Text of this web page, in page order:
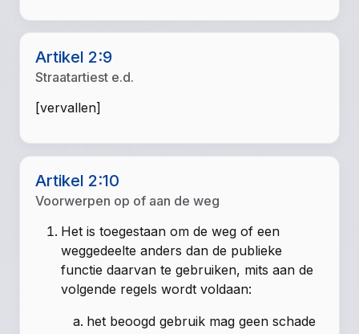
Artikel 2:9
Straatartiest e.d.
[vervallen]
Artikel 2:10
Voorwerpen op of aan de weg
Het is toegestaan om de weg of een
weggedeelte anders dan de publieke
functie daarvan te gebruiken, mits aan de
volgende regels wordt voldaan:
het beoogd gebruik mag geen schade